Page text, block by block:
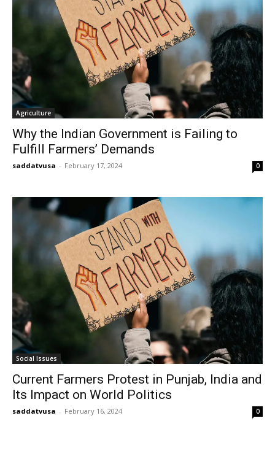
Agriculture
Why the Indian Government is Failing to
Fulfill Farmers’ Demands
saddatvusa - February 17, 2024 0
Social Issues
Current Farmers Protest in Punjab, India and
Its Impact on World Politics
saddatvusa - February 16, 2024 0